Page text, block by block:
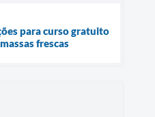
para curso gratuito
frescas